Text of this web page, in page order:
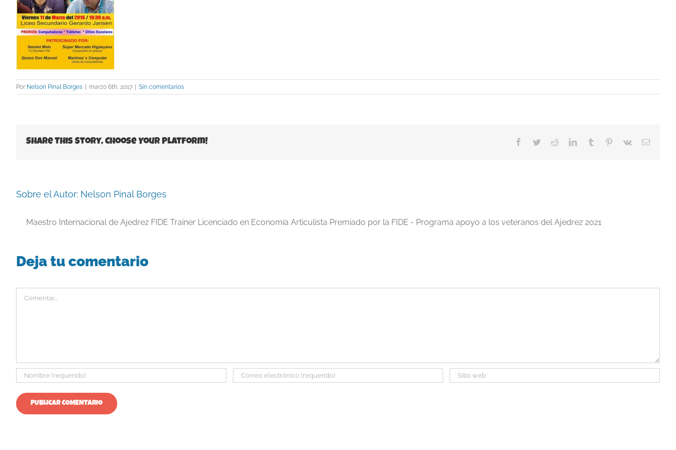
Por Nelson Pinal Borges | marzo 6th, 2017 | Sin comentarios
Share This Story, Choose Your Platform! Facebook
TwitterRedditLinkedInTumblr Pinterest
Vk
Correo
Sobre el Autor: Nelson Pinal Borges
Maestro Internacional de Ajedrez FIDE Trainer Licenciado en Economía Articulista Premiado por la FIDE - Programa apoyo a los veteranos del Ajedrez 2021
Deja tu comentario